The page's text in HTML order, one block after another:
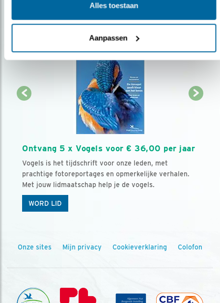
Alles toestaan
Aanpassen
Ontvang 5 x Vogels voor € 36,00 per jaar
Vogels is het tijdschrift voor onze leden, met
prachtige fotoreportages en opmerkelijke verhalen.
Met jouw lidmaatschap help je de vogels.
WORD LID
Onze sites Mijn privacy Cookieverklaring Colofon